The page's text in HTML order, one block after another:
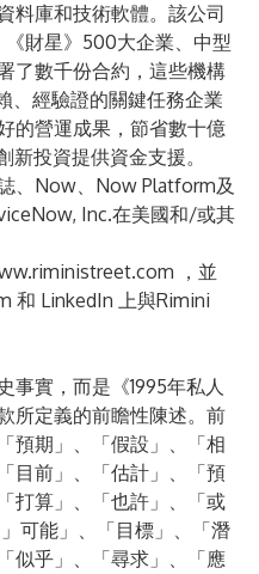
料庫和技術軟體。該公司
財星》500大企業、中型
了數千份合約，這些機構
、經驗證的關鍵任務企業
的營運成果，節省數十億
投資提供資金支援。
、Now、Now Platform及
Inc.在美國和/或其
，並
和 LinkedIn 上與Rimini
事實，而是《1995年私人
所定義的前瞻性陳述。前
預期」、「假設」、「相
目前」、「估計」、「預
打算」、「也許」、「或
可能」、「目標」、「潛
似乎」、「尋求」、「應